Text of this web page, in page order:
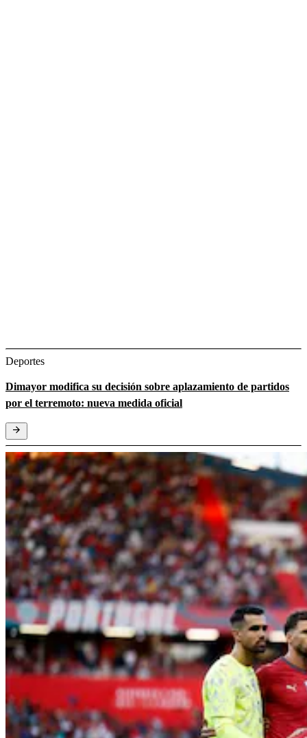
Deportes
Dimayor modifica su decisión sobre aplazamiento de partidos
por el terremoto: nueva medida oficial